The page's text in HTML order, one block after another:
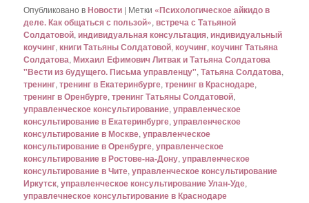
Опубликовано вНовости | Метки «Психологическое айкидо в
деле. Как общаться с пользой», встреча с Татьяной
Солдатовой,индивидуальная консультация,индивидуальный
коучинг,книги Татьяны Солдатовой,коучинг,коучинг Татьяна
Солдатова,Михаил Ефимович Литвак и Татьяна Солдатова
"Вести из будущего. Письма управленцу",Татьяна Солдатова,
тренинг,тренинг в Екатеринбурге,тренинг в Краснодаре,
тренинг в Оренбурге,тренинг Татьяны Солдатовой,
управленческое консультирование,управленческое
консультирование в Екатеринбурге,управленческое
консультирование в Москве,управленческое
консультирование в Оренбурге,управленческое
консультирование в Ростове-на-Дону,управленческое
консультирование в Чите,управленческое консультирование
Иркутск,управленческое консультирование Улан-Уде,
управлечнеское консультирование в Краснодаре